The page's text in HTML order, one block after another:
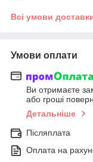
Всі умови
Умови оплати
Ви отримаєте
або гроші
Детальніше
Післяплата
Оплата на